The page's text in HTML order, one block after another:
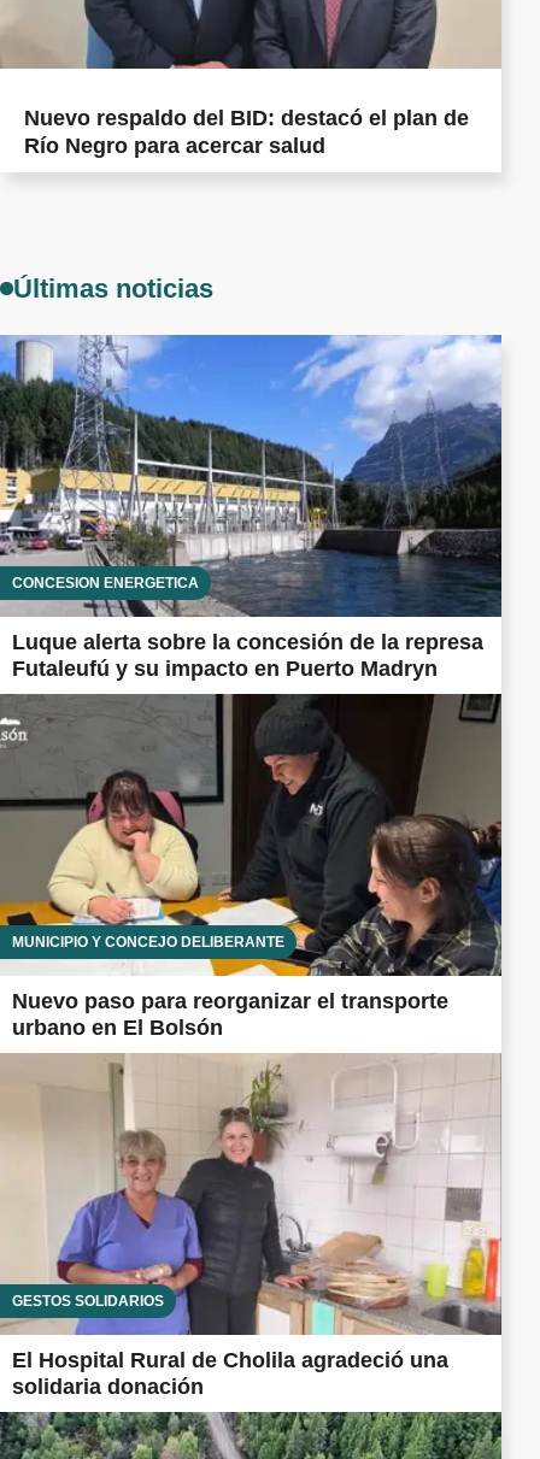
Nuevo respaldo del BID: destacó el plan de
Río Negro para acercar salud
Últimas noticias
CONCESIÓN ENERGÉTICA
Luque alerta sobre la concesión de la represa
Futaleufú y su impacto en Puerto Madryn
MUNICIPIO Y CONCEJO DELIBERANTE
Nuevo paso para reorganizar el transporte
urbano en El Bolsón
GESTOS SOLIDARIOS
El Hospital Rural de Cholila agradeció una
solidaria donación